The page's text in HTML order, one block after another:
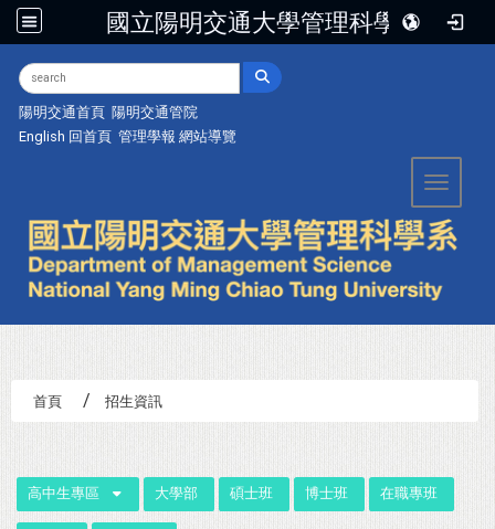
國立陽明交通大學管理科學系
陽明交通首頁 陽明交通管院
English 回首頁 管理學報 網站導覽
Toggle
首頁 招生資訊
高中生專區 大學部 碩士班 博士班 在職專班